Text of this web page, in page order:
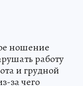
ношение
работу
и грудной
за чего